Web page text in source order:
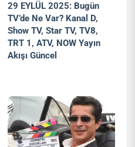
29 EYLÜL 2025: Bugün
TV’de Ne Var? Kanal D,
Show TV, Star TV, TV8,
TRT 1, ATV, NOW Yayın
Akışı Güncel